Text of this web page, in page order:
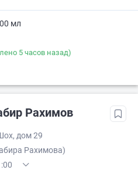
мл
5 часов назад)
Рахимов
дом 29
Рахимова)